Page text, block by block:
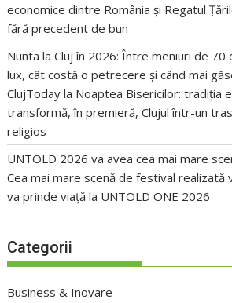
economice dintre România și Regatul
fără precedent de bun
Nunta la Cluj în 2026: Între meniuri de 70
lux, cât costă o petrecere și când mai
ClujToday la Noaptea Bisericilor: tradiția
transformă, în premieră, Clujul într-un
religios
UNTOLD 2026 va avea cea mai mare
Cea mai mare scenă de festival realizată
va prinde viață la UNTOLD ONE 2026
Categorii
Business & Inovare